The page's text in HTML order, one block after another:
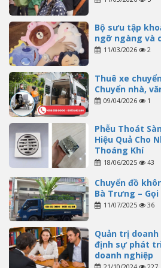
Bộ sưu tập
ngỡ ngàng và
11/03/2026 2
Thuê xe
Chuyển nhà,
09/04/2026 1
Phễu Thoát
Hiệu Quả Cho
Thoáng Khí
18/06/2025 43
Chuyển đồ
Bà Trưng –
11/07/2025 36
Quản trị
định sự phát
doanh nghiệp